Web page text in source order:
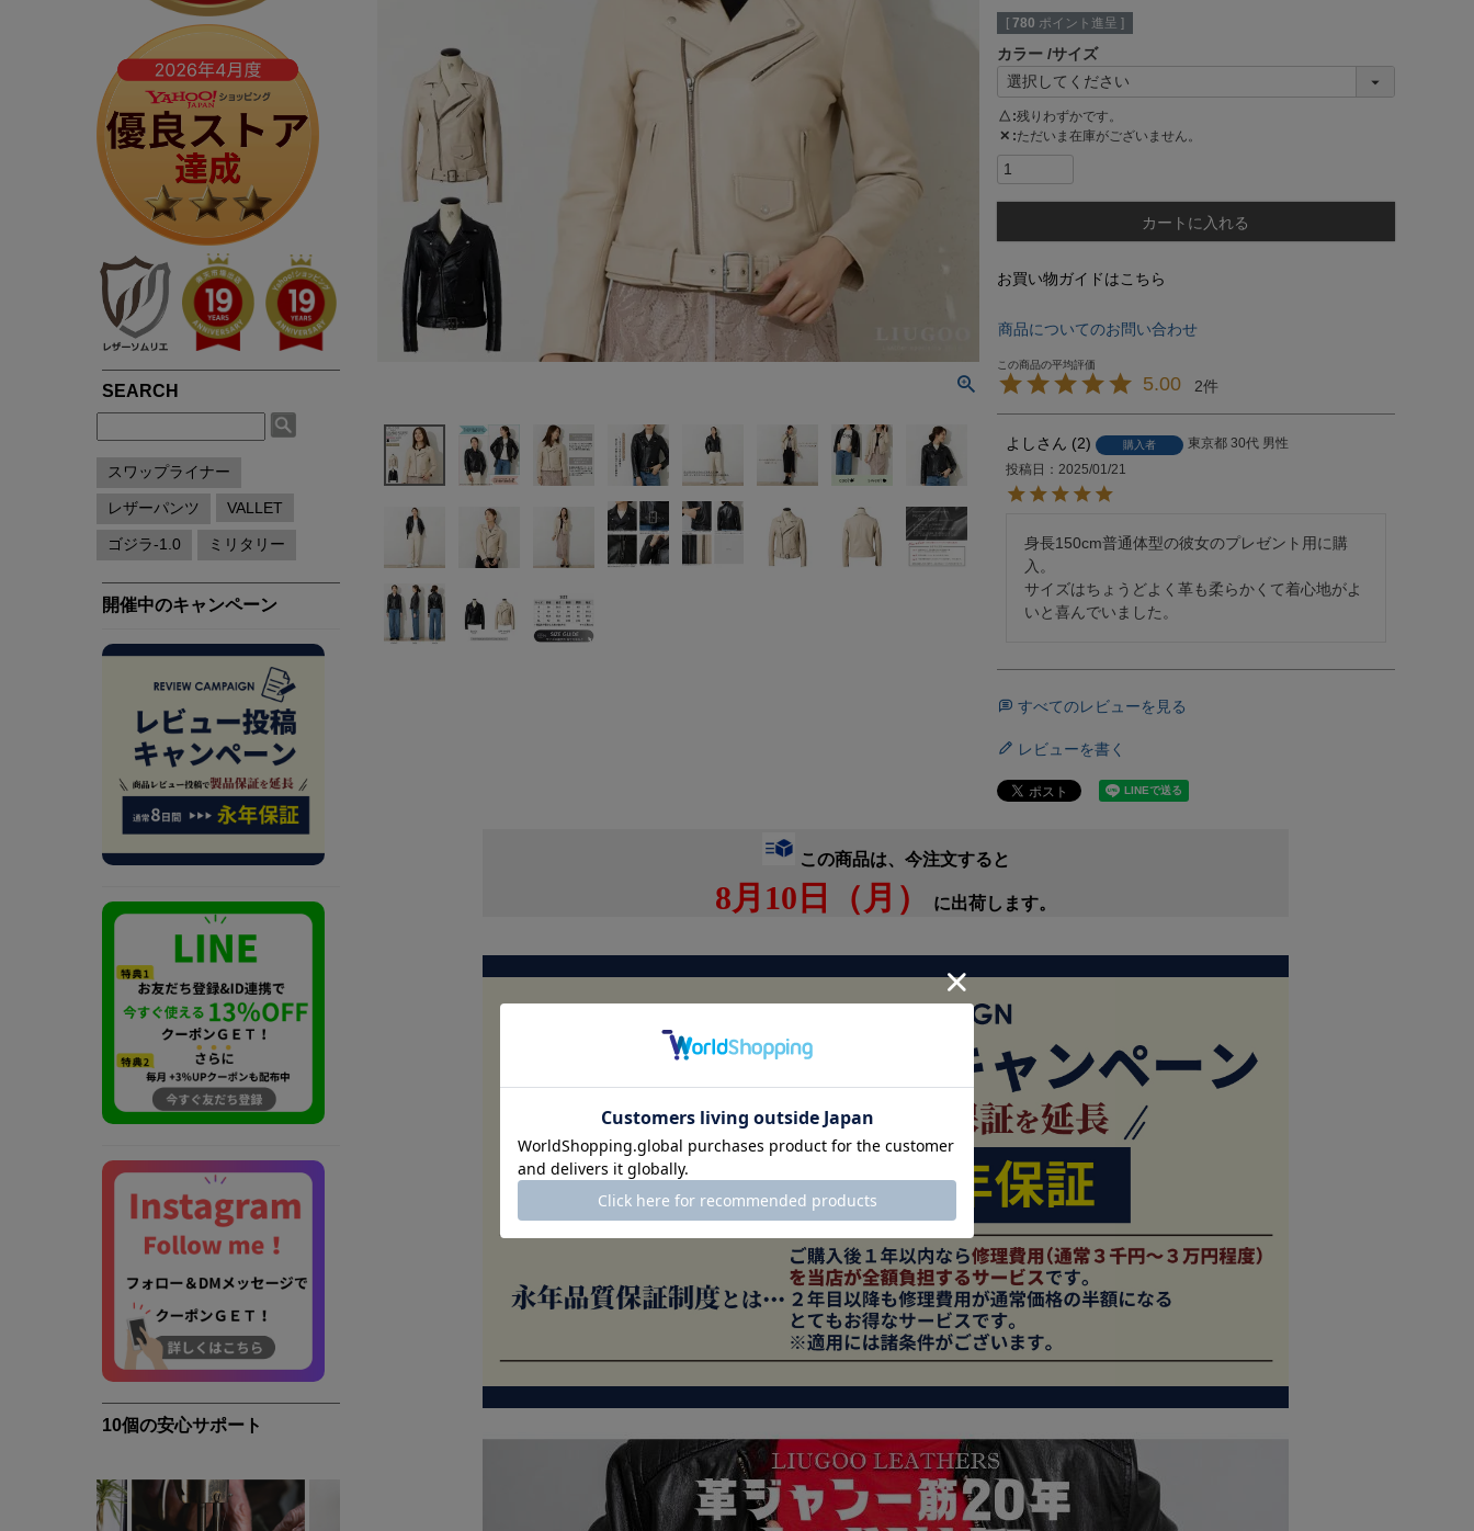
[ 780 ポイント進呈 ]
カラー サイズ
△ 残りわずかです。
✕ ただいま在庫がございません。
カートに入れる
お買い物ガイドはこちら
商品についてのお問い合わせ
5.00 2
よし 2 購入者 東京都 30代 男性
投稿日
2025/01/21
身長150cm普通体型の彼女のプレゼント用に購
入。
サイズはちょうどよく革も柔らかくて着心地がよ
いと喜んでいました。
すべてのレビューを見る
レビューを書く